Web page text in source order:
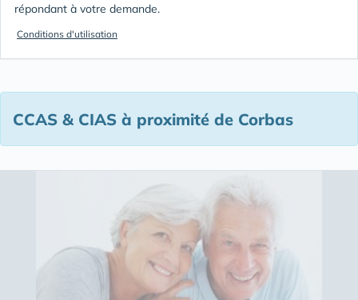
répondant à votre demande.
Conditions d'utilisation
CCAS & CIAS à proximité de Corbas